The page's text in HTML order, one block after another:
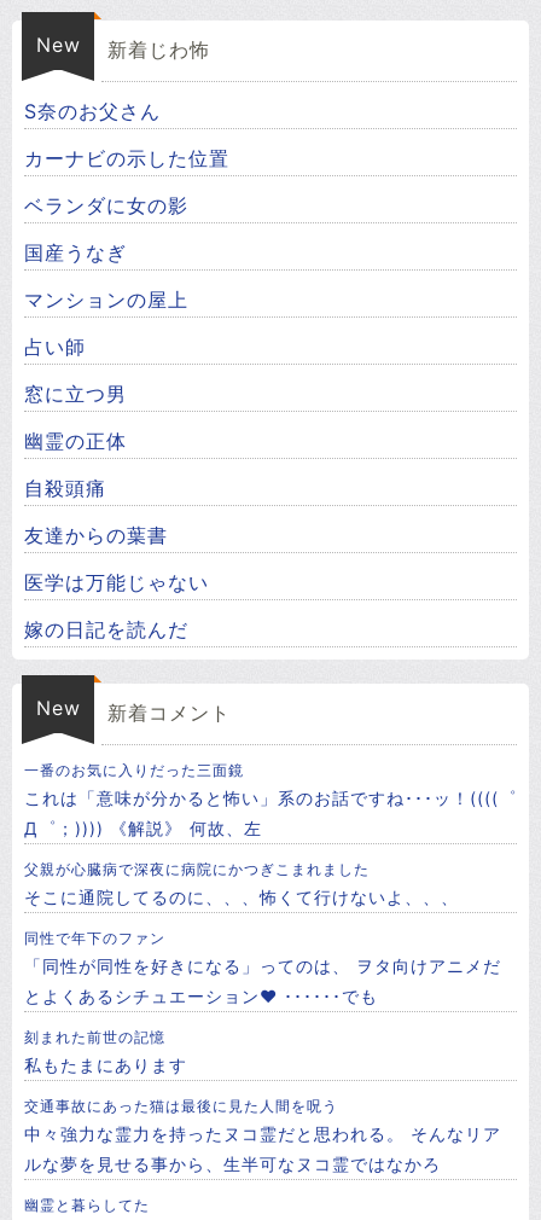
New 新着じわ怖
S奈のお父さん
カーナビの示した位置
ベランダに女の影
国産うなぎ
マンションの屋上
占い師
窓に立つ男
幽霊の正体
自殺頭痛
友達からの葉書
医学は万能じゃない
嫁の日記を読んだ
New 新着コメント
一番のお気に入りだった三面鏡
これは「意味が分かると怖い」系のお話ですね･･･ッ！((((゜
Д゜；)))) 《解説》 ㅤ何故、左
父親が心臓病で深夜に病院にかつぎこまれました
そこに通院してるのに、、、怖くて行けないよ、、、
同性で年下のファン
「同性が同性を好きになる」ってのは、 ヲタ向けアニメだ
とよくあるシチュエーション❤ ･･････でも
刻まれた前世の記憶
私もたまにあります
交通事故にあった猫は最後に見た人間を呪う
中々強力な霊力を持ったヌコ霊だと思われる。 そんなリア
ルな夢を見せる事から、生半可なヌコ霊ではなかろ
幽霊と暮らしてた